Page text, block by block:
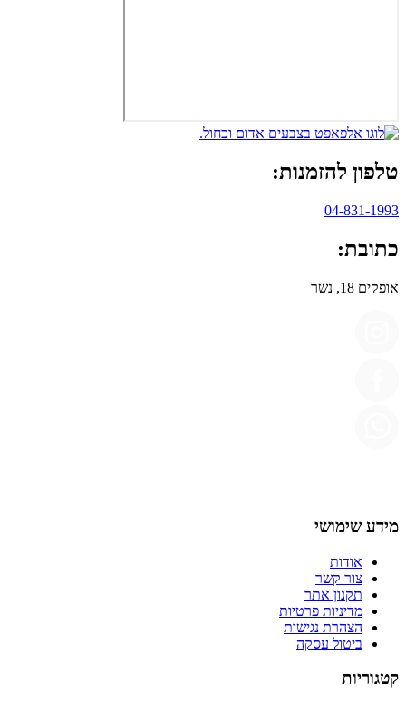
טלפון להזמנות:
04-831-1993
כתובת:
אופקים 18, נשר
מידע שימושי
אודות
צור קשר
תקנון אתר
מדיניות פרטיות
הצהרת נגישות
ביטול עסקה
קטגוריות